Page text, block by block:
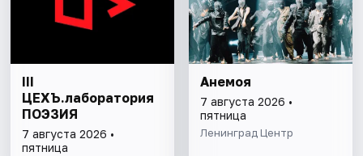
III
ЦЕХЪ.лаборатория
ПОЭЗИЯ
7 августа 2026 •
пятница
Анемоя
7 августа 2026 •
пятница
Ленинград Центр